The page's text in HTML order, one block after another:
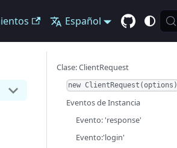
Español
Clase: ClientRequest
new ClientRequest(options)
Eventos de Instancia
Evento: 'response'
Evento:'login'